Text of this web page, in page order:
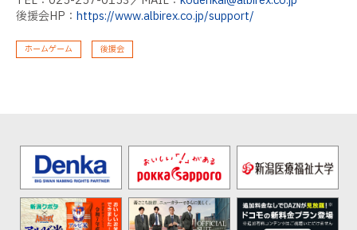
後援会HP： https://www.albirex.co.jp/support/
ホームゲーム 後援会